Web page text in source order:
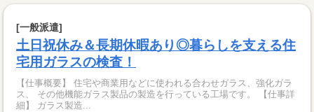
[一般派遣]
土日祝休み＆長期休暇あり◎暮らしを支える住
宅用ガラスの検査！
【仕事概要】 住宅や商業用などに使われる合わせガラス、強化ガラ
ス、 その他機能ガラス製品の製造を行っている工場です。 【仕事詳
細】 ガラス製造...